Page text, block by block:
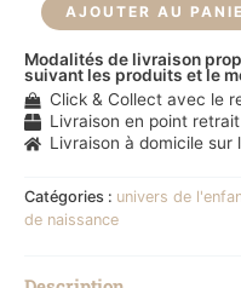
AJOUTER AU
Modalités de livraison
suivant les produits et le
Click & Collect avec le
Livraison en point retrait
Livraison à domicile sur
Catégories : univers de
de naissance